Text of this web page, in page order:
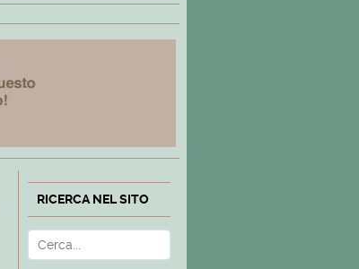
RICERCA NEL SITO
Cerca Type 2 or more characters